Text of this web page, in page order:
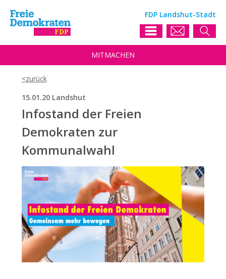
FDP Landshut-Stadt
MITMACHEN
15.01.20 Landshut
Infostand der Freien
Demokraten zur
Kommunalwahl